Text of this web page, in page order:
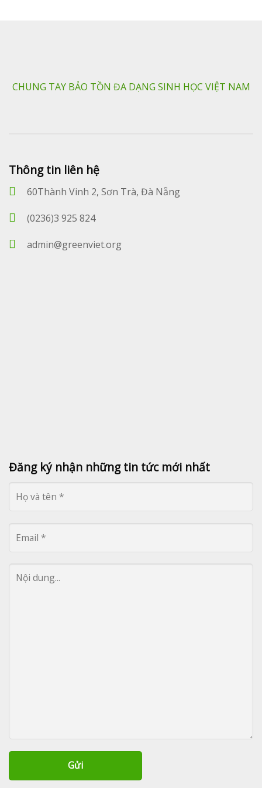
CHUNG TAY BẢO TỒN ĐA DẠNG SINH HỌC VIỆT NAM
Thông tin liên hệ
60Thành Vinh 2, Sơn Trà, Đà Nẵng
(0236)3 925 824
admin@greenviet.org
Đăng ký nhận những tin tức mới nhất